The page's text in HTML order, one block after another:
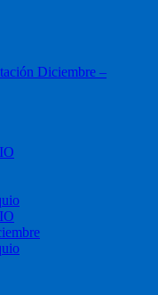
Diciembre –